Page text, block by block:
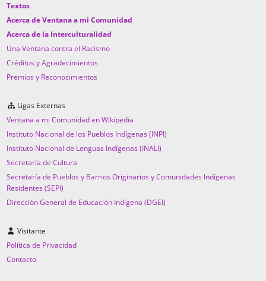
Textos
Acerca de Ventana a mi Comunidad
Acerca de la Interculturalidad
Una Ventana contra el Racismo
Créditos y Agradecimientos
Premios y Reconocimientos
Ligas Externas
Ventana a mi Comunidad en Wikipedia
Instituto Nacional de los Pueblos Indígenas (INPI)
Instituto Nacional de Lenguas Indígenas (INALI)
Secretaría de Cultura
Secretaría de Pueblos y Barrios Originarios y Comunidades Indígenas
Residentes (SEPI)
Dirección General de Educación Indígena (DGEI)
Visitante
Política de Privacidad
Contacto